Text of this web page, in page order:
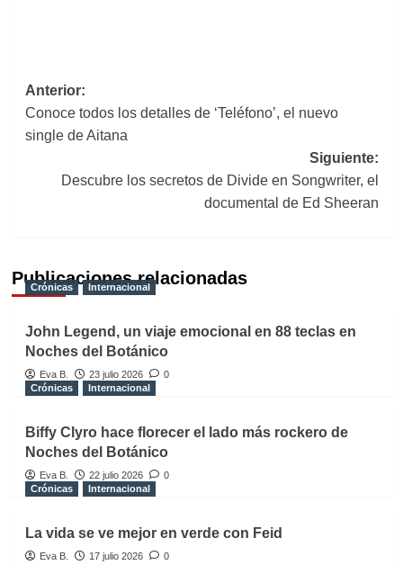
Navegación
de
entradas
Anterior:
Conoce todos los detalles de ‘Teléfono’, el nuevo
single de Aitana
Siguiente:
Descubre los secretos de Divide en Songwriter, el
documental de Ed Sheeran
Publicaciones relacionadas
Crónicas Internacional
John Legend, un viaje emocional en 88 teclas en
Noches del Botánico
Eva B. 23 julio 2026
0
Crónicas
Internacional
Biffy Clyro hace florecer el lado más rockero de
Noches del Botánico
Eva B. 22 julio 2026
0
Crónicas
Internacional
La vida se ve mejor en verde con Feid
Eva B. 17 julio 2026 0